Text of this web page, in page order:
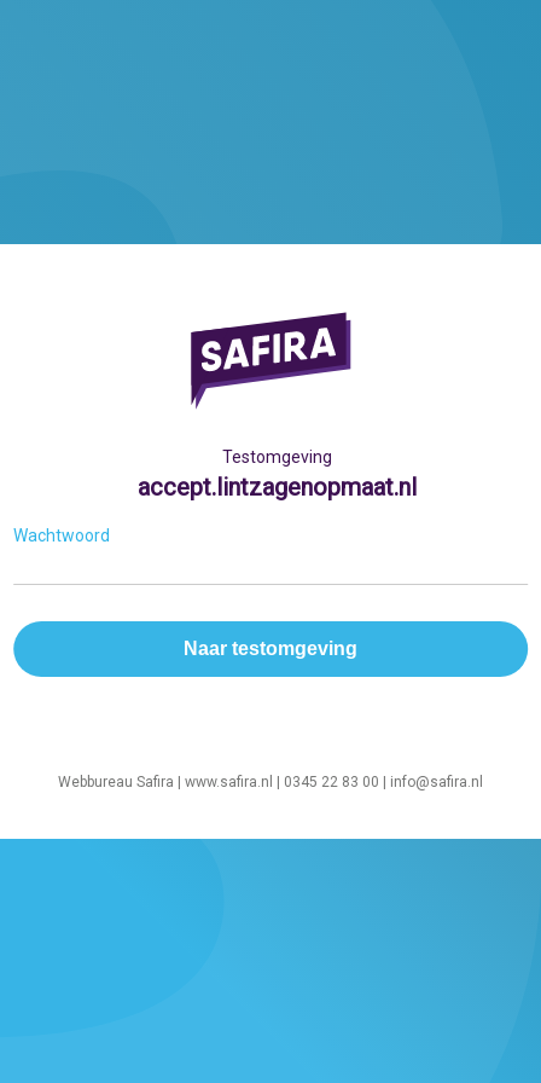
Testomgeving
accept.lintzagenopmaat.nl
Wachtwoord
Webbureau Safira | www.safira.nl | 0345 22 83 00 | info@safira.nl